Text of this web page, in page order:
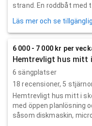
strand. En roddbåt med
Läs mer och se
6 000 - 7 000 kr per
Hemtrevligt hus mitt
6 sängplatser
18 recensioner, 5
Hemtrevligt hus mitt i
med öppen planlösning
såsom diskmaskin,